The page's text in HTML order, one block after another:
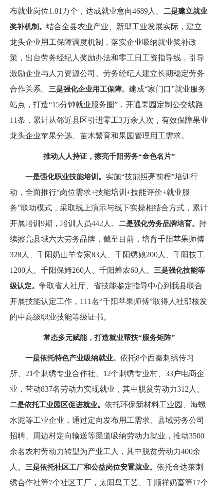
布就业岗位1.01万个，达成就业意向4689人。 二是建立就业
奖补机制。 结合全县农业产业、新型工业发展实际，建立
龙头企业用工保障调度机制，落实企业吸纳就业奖补政
策，出台劳务经纪人奖励办法和零工日工资指导线，引导
激励企业与人力资源公司、劳务经纪人建立长期稳定劳务
合作关系。 三是强化企业用工保障。 建成“家门口”就业服务
站点，打造“15分钟就业服务圈”，开通果园定制公交线路
11条，累计从邻近县区引进零工3万余人次，有效保障果业
龙头企业苹果分选、苗木繁育和果园管理用工需求。
推动人人持证，擦亮千阳劳务“金色名片”
一是强化职业技能培训。 实施“技能照亮前程”培训行
动，全面推行“岗位需求+技能培训+技能评价+就业服
务”联动模式，采取线上演示与线下实操相结合方式，累计
开展培训9期，培训人员442人。 二是强化劳务品牌培育。 持
续擦亮县域六大劳务品牌，截至目前，培育千阳苹果师傅
328人、千阳奶山羊专家83人、千阳绣娘200人、千阳技工
1200人、千阳保姆260人、千阳蜂农60人。 三是强化技能等
级认定。 争取省人社厅、省技能鉴定指导中心到我县联合
开展技能认定工作，111名“千阳苹果师傅”取得人社部核发
的中高级职业技能等级证书。
常态多元赋能，打造就业帮扶“服务矩阵”
一是依托特色产业吸纳就业。 依托8个西秦刺绣传习
所、21个刺绣专业合作社、12个刺绣专业村、33户电商企
业，带动837名劳动力实现就业，其中脱贫劳动力312人。
二是依托工业园区促进就业。 依托环保新材料工业园、海螺
水泥等工业企业，通过定向发布用工需求、县域劳务公司
招聘、周边村定向输送等渠道吸纳劳动力就业，推动3500
余名农村劳动力转型为产业工人，其中脱贫劳动力400余
人。 三是依托社区工厂和公益岗位安置就业。 依托金达莱刺
绣合作社等7个社区工厂，太阳鸟工艺、千顺祥奶畜等17个